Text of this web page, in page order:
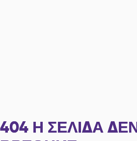
404 Η ΣΕΛΊΔΑ ΔΕΝ